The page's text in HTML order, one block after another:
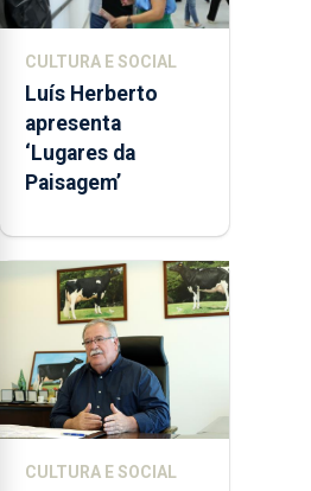
CULTURA E SOCIAL
Luís Herberto
apresenta
‘Lugares da
Paisagem’
CULTURA E SOCIAL